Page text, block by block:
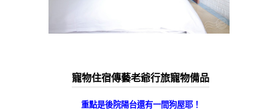
寵物住宿傳藝老爺行旅寵物備品
重點是後院陽台還有一間狗屋耶！